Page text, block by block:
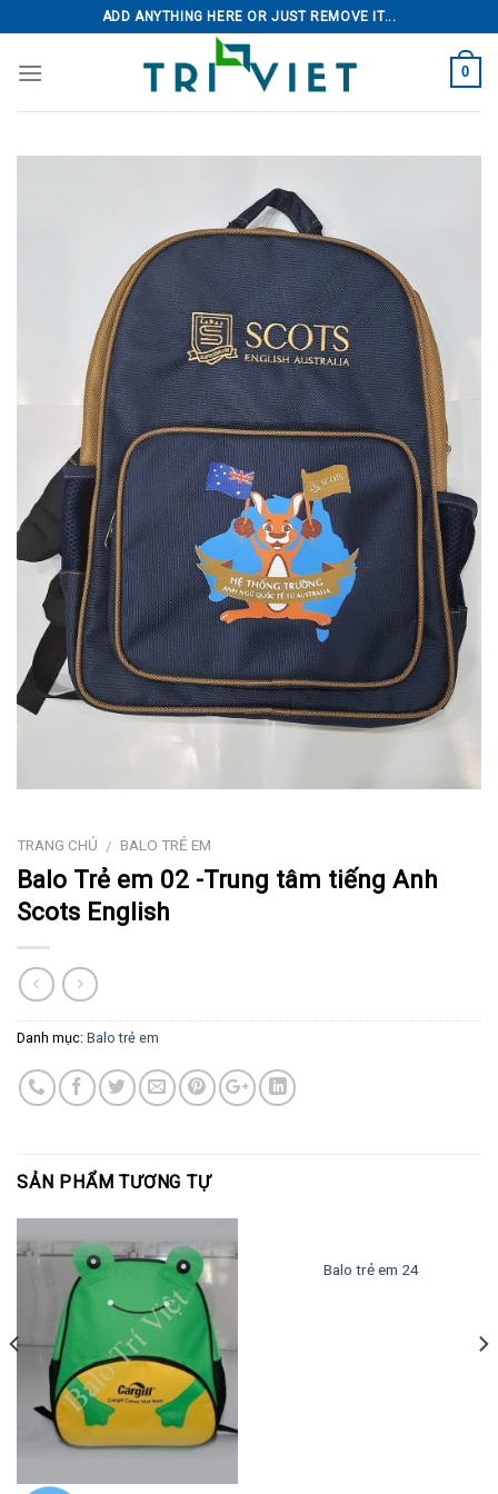
content
ADD ANYTHING HERE OR JUST REMOVE IT...
0
TRANG CHỦ / BALO TRẺ EM
Balo Trẻ em 02 -Trung tâm tiếng Anh
Scots English
Danh mục: Balo trẻ em
SẢN PHẨM TƯƠNG TỰ
Balo trẻ em 24